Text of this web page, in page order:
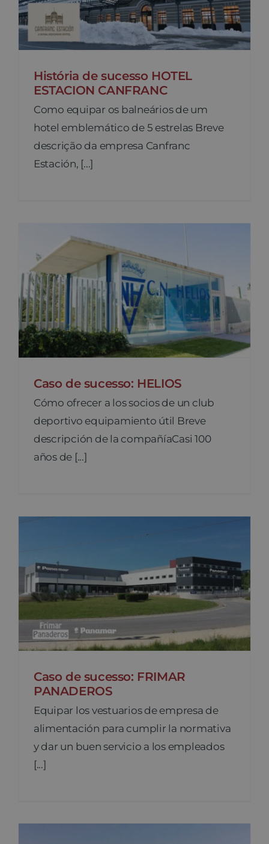
História de sucesso HOTEL
ESTACION CANFRANC
Como equipar os balneários de um
hotel emblemático de 5 estrelas Breve
descrição da empresa Canfranc
Estación, [...]
Caso de sucesso: HELIOS
Cómo ofrecer a los socios de un club
deportivo equipamiento útil Breve
descripción de la compañíaCasi 100
años de [...]
Caso de sucesso: FRIMAR
PANADEROS
Equipar los vestuarios de empresa de
alimentación para cumplir la normativa
y dar un buen servicio a los empleados
[...]